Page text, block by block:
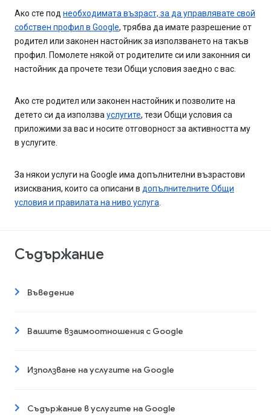
Ако сте под необходимата възраст, за да управлявате свой
собствен профил в Google, трябва да имате разрешение от
родител или законен настойник за използването на такъв
профил. Помолете някой от родителите си или законния си
настойник да прочете тези Общи условия заедно с вас.
Ако сте родител или законен настойник и позволите на
детето си да използва услугите, тези Общи условия са
приложими за вас и носите отговорност за активността му
в услугите.
За някои услуги на Google има допълнителни възрастови
изисквания, които са описани в допълнителните Общи
условия и правилата на ниво услуга
Съдържание
Въведение
Вашите взаимоотношения с Google
Използване на услугите на Google
Съдържание в услугите на Google